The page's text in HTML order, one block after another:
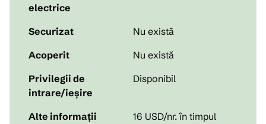
electrice
Securizat
Nu există
Acoperit
Nu există
Privilegii de
intrare/ieșire
Disponibil
Alte informații
16 USD/nr. în timpul